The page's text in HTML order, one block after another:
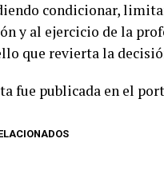
condicionar,
y al ejercicio de la
que revierta la
fue publicada en el